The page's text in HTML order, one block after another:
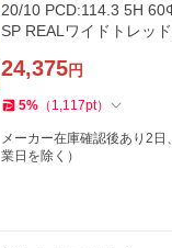
20/10 PCD:114.3 5H
SP REALワイドトレッ
24,375円
5% （ 1,117pt）
メーカー在庫確認後あり2
業日を除く）